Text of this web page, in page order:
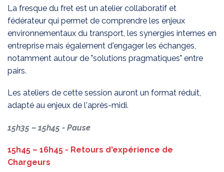
La fresque du fret est un atelier collaboratif et
fédérateur qui permet de comprendre les enjeux
environnementaux du transport, les synergies internes en
entreprise mais également d'engager les échanges,
notamment autour de "solutions pragmatiques" entre
pairs.
Les ateliers de cette session auront un format réduit,
adapté au enjeux de l'après-midi.
15h35 – 15h45 - Pause
15h45 – 16h45 - Retours d'expérience de
Chargeurs